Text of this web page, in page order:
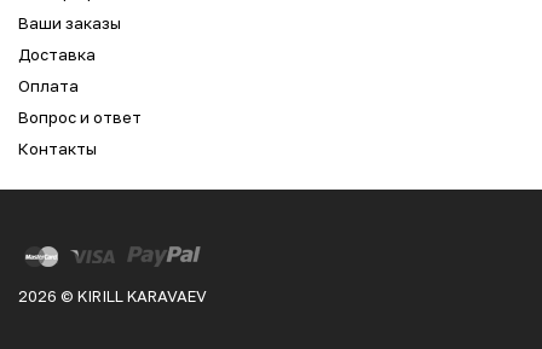
Ваши заказы
Доставка
Оплата
Вопрос и ответ
Контакты
2026 © KIRILL KARAVAEV